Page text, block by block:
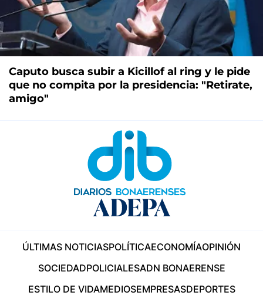
Caputo busca subir a Kicillof al ring y le pide
que no compita por la presidencia: "Retirate,
amigo"
ÚLTIMAS NOTICIASPOLÍTICAECONOMÍAOPINIÓN
SOCIEDADPOLICIALESADN BONAERENSE
ESTILO DE VIDAMEDIOSEMPRESASDEPORTES